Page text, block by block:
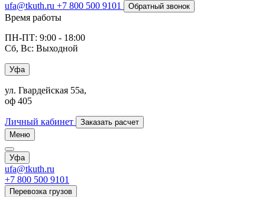
ufa@tkuth.ru +7 800 500 9101 Обратный звонок
Время работы
ПН-ПТ: 9:00 - 18:00
Сб, Вс: Выходной
Уфа
ул. Гвардейская 55а,
оф 405
Личный кабинет
Заказать расчет
Меню
Уфа
ufa@tkuth.ru
+7 800 500 9101
Перевозка грузов